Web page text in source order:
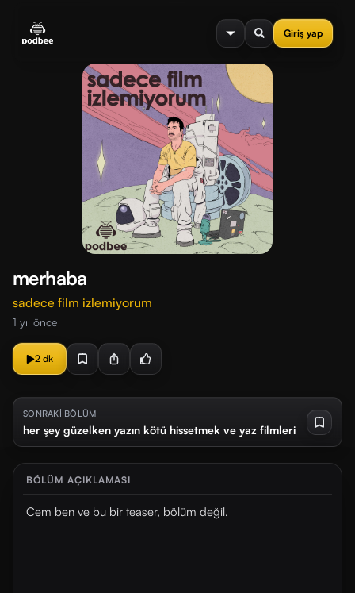
Giriş yap
menu
merhaba
sadece film izlemiyorum
1 yıl önce
2 dk
SONRAKİ BÖLÜM
her şey güzelken yazın kötü hissetmek ve yaz filmleri
BÖLÜM AÇIKLAMASI
Cem ben ve bu bir teaser, bölüm değil.